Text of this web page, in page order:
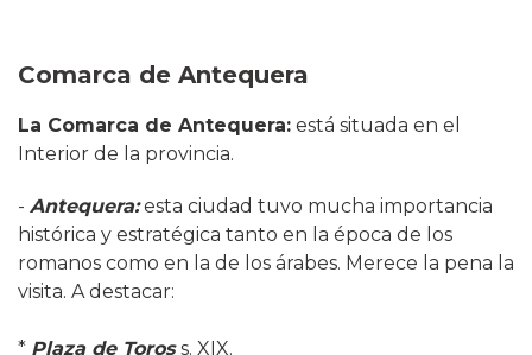
Comarca de Antequera
La Comarca de Antequera: está situada en el
Interior de la provincia.
- Antequera:esta ciudad tuvo mucha importancia
histórica y estratégica tanto en la época de los
romanos como en la de los árabes. Merece la pena la
visita. A destacar:
* Plaza de Toross. XIX.